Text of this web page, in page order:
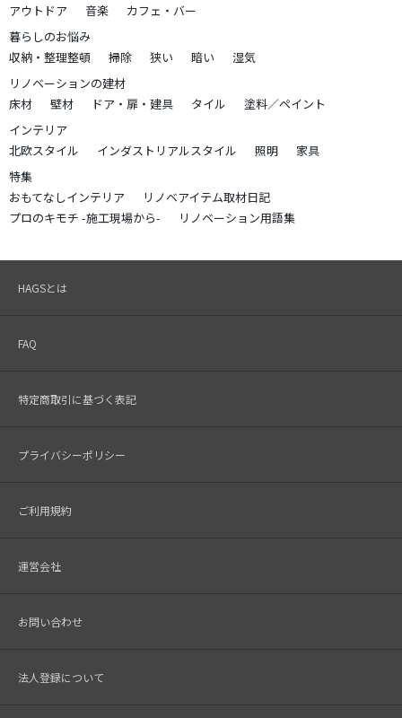
アウトドア
音楽
カフェ・バー
暮らしのお悩み
収納・整理整頓
掃除 狭い 暗い
湿気
リノベーションの建材
床材
壁材 ドア・扉・建具 タイル
塗料／ペイント
インテリア
北欧スタイル
インダストリアルスタイル 照明
家具
特集
おもてなしインテリア
リノベアイテム取材日記
プロのキモチ -施工現場から-
リノベーション用語集
HAGSとは
FAQ
特定商取引に基づく表記
プライバシーポリシー
ご利用規約
運営会社
お問い合わせ
法人登録について